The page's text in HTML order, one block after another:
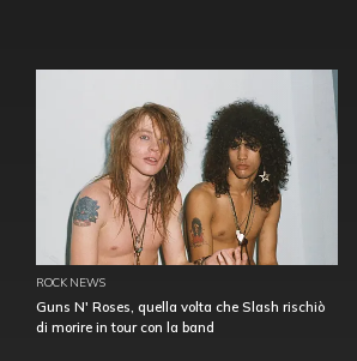
ROCK NEWS
Guns N' Roses, quella volta che Slash rischiò
di morire in tour con la band